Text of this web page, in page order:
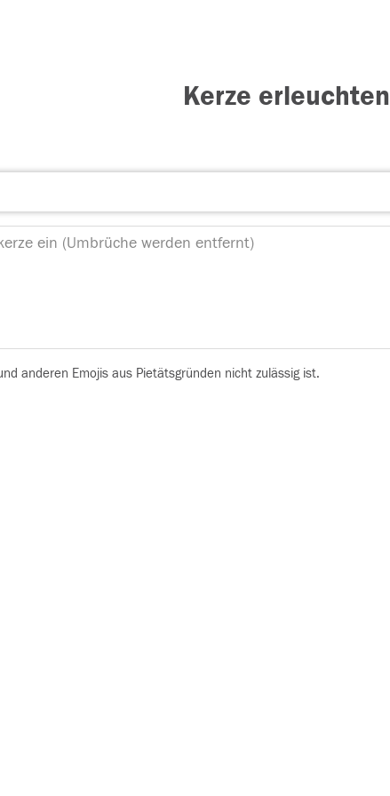
Kerze erleuchten
anderen Emojis aus Pietätsgründen nicht zulässig ist.